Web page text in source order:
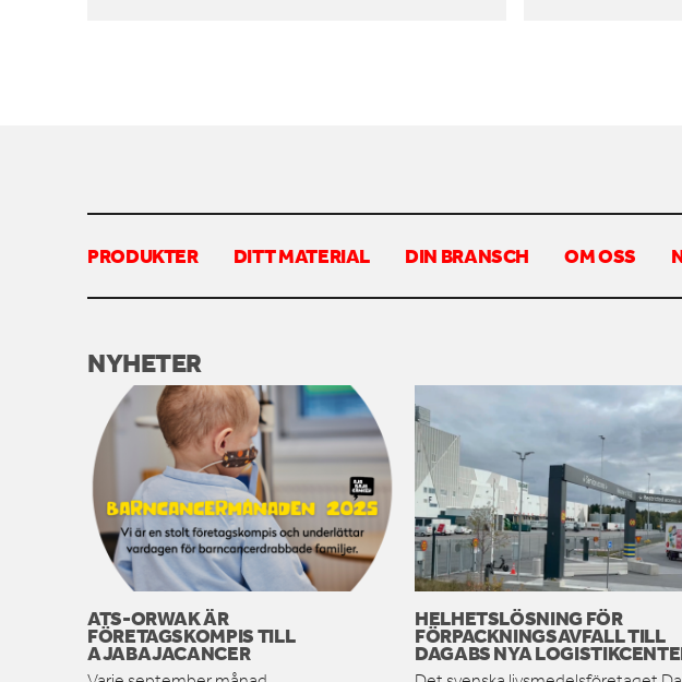
PRODUKTER DITT MATERIAL DIN BRANSCH OM OSS
NYHETER
ATS-ORWAK ÄR
FÖRETAGSKOMPIS TILL
AJABAJACANCER
HELHETSLÖSNING FÖR
FÖRPACKNINGSAVFALL TILL
DAGABS NYA